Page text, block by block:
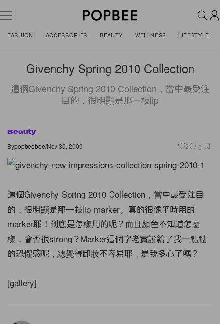
FASHION ACCESSORIES BEAUTY WELLNESS LIFESTYLE
Givenchy Spring 2010 Collection
這個Givenchy Spring 2010 Collection，當中最受注
目的，很明顯是那一枝lip
Beauty
Bypopbeebee/Nov 30, 2009 2 0
這個Givenchy Spring 2010 Collection，當中最受注目
的，很明顯是那一枝lip marker。真的很像平時用的
marker耶！到底是怎樣用的呢？而且顏色不知道怎麼
樣，會否很strong？Marker這個字老實說給了我一點點
的恐懼感呢，總覺得卸妝不容易耶，是我多心了嗎？
[gallery]